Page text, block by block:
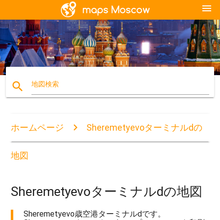
menu
search 地図検索
ホームページ Sheremetyevoターミナルdの
地図
Sheremetyevoターミナルdの地図
Sheremetyevo歳空港ターミナルdです。